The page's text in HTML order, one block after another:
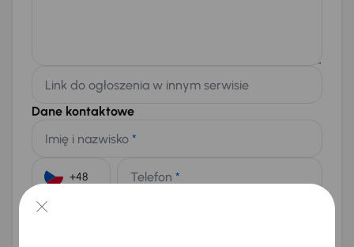
Link do ogłoszenia w innym serwisie
Dane kontaktowe
Imię i nazwisko *
Telefon *
E-mail